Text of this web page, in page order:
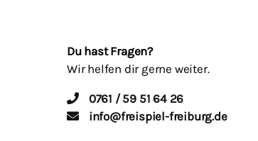
Du hast Fragen?
Wir helfen dir gerne weiter.
0761 / 59 51 64 26
info@freispiel-freiburg.de